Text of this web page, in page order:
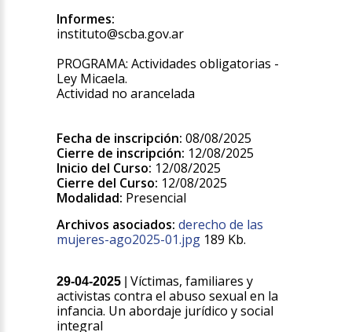
Informes:
instituto@scba.gov.ar
PROGRAMA: Actividades obligatorias -
Ley Micaela.
Actividad no arancelada
Fecha de inscripción:08/08/2025
Cierre de inscripción: 12/08/2025
Inicio del Curso: 12/08/2025
Cierre del Curso: 12/08/2025
Modalidad: Presencial
Archivos asociados: derecho de las
mujeres-ago2025-01.jpg 189 Kb.
29-04-2025
Víctimas, familiares y
activistas contra el abuso sexual en la
infancia. Un abordaje jurídico y social
integral